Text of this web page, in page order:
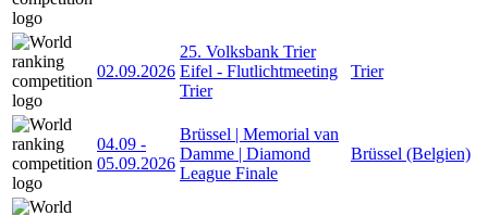
02.09.2026
25. Volksbank Trier
Eifel - Flutlichtmeeting
Trier
Trier
04.09 -
05.09.2026
Brüssel | Memorial van
Damme | Diamond
League Finale
Brüssel (Belgien)